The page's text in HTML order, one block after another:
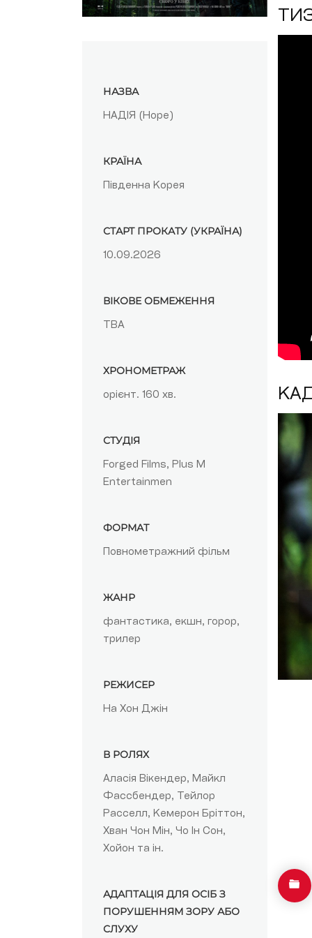
НАЗВА
НАДІЯ (Hope)
КРАЇНА
Південна Корея
СТАРТ ПРОКАТУ (УКРАЇНА)
10.09.2026
ВІКОВЕ ОБМЕЖЕННЯ
TBA
ХРОНОМЕТРАЖ
орієнт. 160 хв.
СТУДІЯ
Forged Films, Plus M
Entertainmen
ФОРМАТ
Повнометражний фільм
ЖАНР
фантастика, екшн, горор,
трилер
РЕЖИСЕР
На Хон Джін
В РОЛЯХ
Аласія Вікендер, Майкл
Фассбендер, Тейлор
Расселл, Кемерон Бріттон,
Хван Чон Мін, Чо Ін Сон,
Хойон та ін.
АДАПТАЦІЯ ДЛЯ ОСІБ З
ПОРУШЕННЯМ ЗОРУ АБО
СЛУХУ